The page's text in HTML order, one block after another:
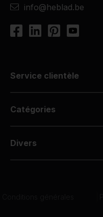
info@heblad.be
Service clientèle
Catégories
Divers